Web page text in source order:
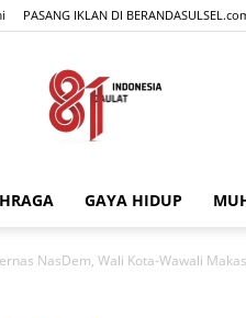
PASANG IKLAN DI
GAYA HIDUP
NasDem, Wali Kota-Wawali